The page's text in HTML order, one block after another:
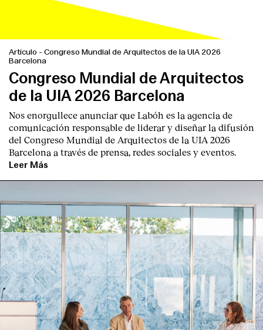
Artículo - Congreso Mundial de Arquitectos de la UIA 2026
Barcelona
Congreso Mundial de Arquitectos
de la UIA 2026 Barcelona
Nos enorgullece anunciar que Labóh es la agencia de
comunicación responsable de liderar y diseñar la difusión
del Congreso Mundial de Arquitectos de la UIA 2026
Barcelona a través de prensa, redes sociales y eventos.
Leer Más